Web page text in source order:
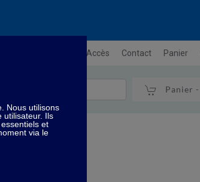
Plan / Accès Contact Panier
Panier -